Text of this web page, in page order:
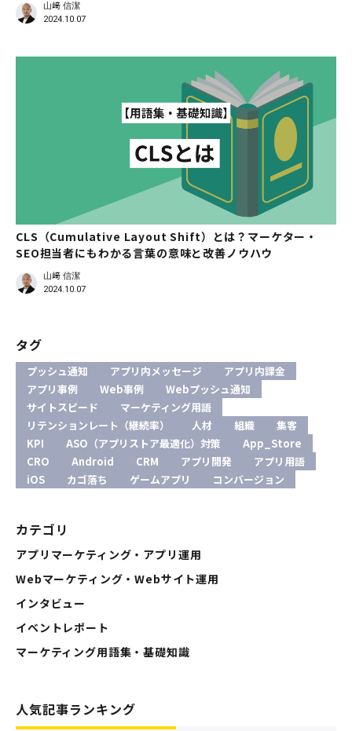
山﨑 信潔
2024.10.07
CLS（Cumulative Layout Shift）とは？マーケター・
SEO担当者にもわかる言葉の意味と改善ノウハウ
山﨑 信潔
2024.10.07
タグ
プッシュ通知 アプリ内メッセージ
アプリ内課金
アプリ事例
Web事例
Webプッシュ通知
サイトスピード
マーケティング用語
リテンションレート（継続率）
人材 組織
集客
KPI
ASO（アプリストア最適化）対策
App_Store
CRO
Android CRM アプリ開発
アプリ用語
iOS
カゴ落ち ゲームアプリ コンバージョン
カテゴリ
アプリマーケティング・アプリ運用
Webマーケティング・Webサイト運用
インタビュー
イベントレポート
マーケティング用語集・基礎知識
人気記事ランキング